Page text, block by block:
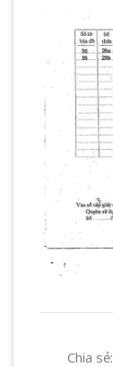
Chia sẻ: